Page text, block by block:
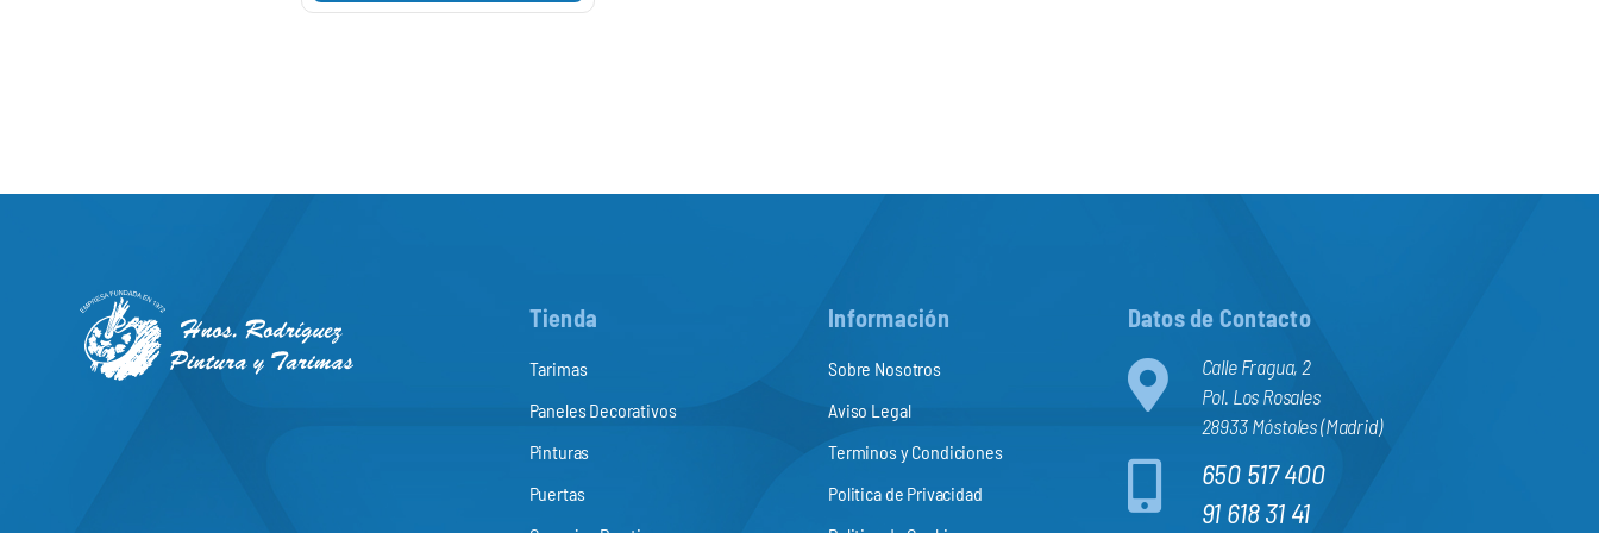
Tienda
Tarimas
Paneles Decorativos
Pinturas
Puertas
Información
Sobre Nosotros
Aviso Legal
Terminos y Condiciones
Politica de Privacidad
Datos de Contacto
Calle Fragua, 2
Pol. Los Rosales
28933 Móstoles (Madrid)
650 517 400
91 618 31 41